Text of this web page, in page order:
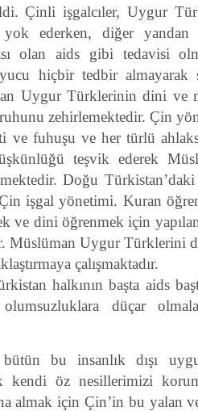
Çinli işgalcıler, Uygur
yok ederken, diğer yandan
olan aids gibi tedavisi
hiçbir tedbir almayarak
Uygur Türklerinin dini ve
zehirlemektedir. Çin
ve fuhuşu ve her türlü
teşvik ederek
Doğu
işgal yönetimi. Kuran
ve dini öğrenmek için
Müslüman Uygur Türklerini
çalışmaktadır.
halkının başta aids
düçar
bu insanlık dışı
kendi öz nesillerimizi
almak için Çin’in bu yalan